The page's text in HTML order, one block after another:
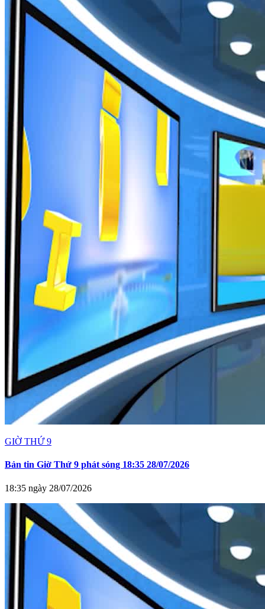
GIỜ THỨ 9
Bản tin Giờ Thứ 9 phát sóng 18:35 28/07/2026
18:35 ngày 28/07/2026